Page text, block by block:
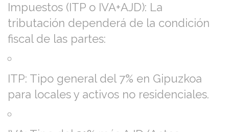
Impuestos (ITP o IVA+AJD): La
tributación dependerá de la condición
fiscal de las partes:
ITP: Tipo general del 7% en Gipuzkoa
para locales y activos no residenciales.